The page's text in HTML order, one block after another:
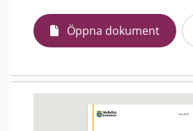
Öppna dokument